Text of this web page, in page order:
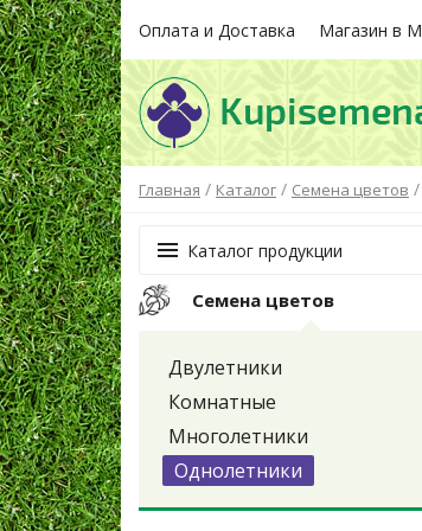
Оплата и Доставка Магазин в
Главная / Каталог / Семена цветов /
Каталог продукции
Семена цветов
Двулетники
Комнатные
Многолетники
Однолетники